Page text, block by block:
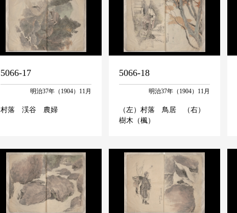
5066-17
明治37年（1904）11月
村落 渓谷 農婦
5066-18
明治37年（1904）11月
（左）村落 鳥居 （右）
樹木（楓）